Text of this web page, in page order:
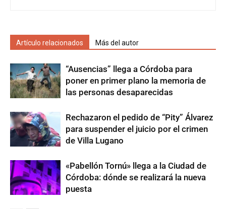
Artículo relacionados Más del autor
“Ausencias” llega a Córdoba para
poner en primer plano la memoria de
las personas desaparecidas
Rechazaron el pedido de “Pity” Álvarez
para suspender el juicio por el crimen
de Villa Lugano
«Pabellón Tornú» llega a la Ciudad de
Córdoba: dónde se realizará la nueva
puesta